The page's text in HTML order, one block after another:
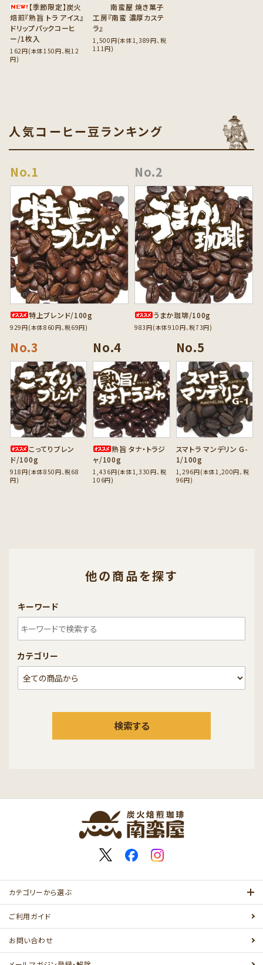
【季節限定】炭火
焙煎『熟旨 トラ アイス』
ドリップパックコーヒ
ー/1枚入
162円(本体150円、税12
円)
南蛮屋 焼き菓子
工房『南蛮 濃厚カステ
ラ』
1,500円(本体1,389円、税
111円)
人気コーヒー豆ランキング
特上ブレンド/100g
929円(本体860円、税69円)
favorite
うまか珈琲/100g
983円(本体910円、税73円)
favorite
こってりブレン
ド/100g
918円(本体850円、税68
円)
favorite
熟旨 タナ・トラジ
ャ/100g
1,436円(本体1,330円、税
106円)
favorite
スマトラ マンデリン G-
1/100g
1,296円(本体1,200円、税
96円)
favorite
他の商品を探す
キーワード
カテゴリー
検索する
カテゴリーから選ぶ
ご利用ガイド
お問い合わせ